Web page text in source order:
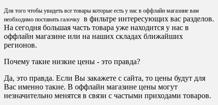
Для того чтобы увидеть все товары которые есть у нас в оффлайн магазине вам
необходимо поставить галочку в фильтре интересующих вас разделов.
На сегодня большая часть товара уже находится у нас в
оффлайн магазине или на наших складах ближайших
регионов.
Почему такие низкие цены - это правда?
Да, это правда. Если Вы закажете с сайта, то цены будут для
Вас именно такие. В оффлайн магазине цены могут
незначительно менятся в связи с частыми приходами товаров.